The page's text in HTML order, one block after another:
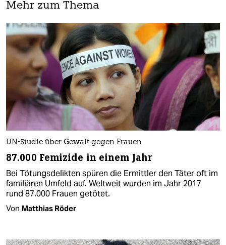
Mehr zum Thema
UN-Studie über Gewalt gegen Frauen
87.000 Femizide in einem Jahr
Bei Tötungsdelikten spüren die Ermittler den Täter oft im
familiären Umfeld auf. Weltweit wurden im Jahr 2017
rund 87.000 Frauen getötet.
Von Matthias Röder